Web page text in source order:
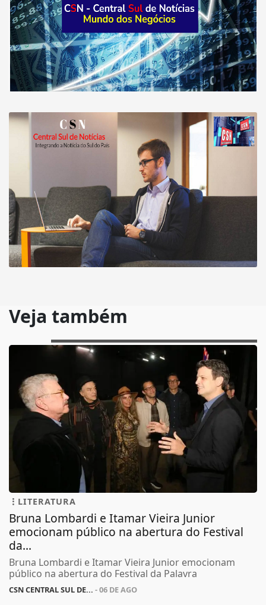
Veja também
LITERATURA
Bruna Lombardi e Itamar Vieira Junior
emocionam público na abertura do Festival
da...
Bruna Lombardi e Itamar Vieira Junior emocionam
público na abertura do Festival da Palavra
CSN CENTRAL SUL DE... - 06 DE AGO